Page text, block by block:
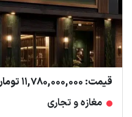
قیمت: 11,780,000,000 تومان
مغازه و تجاری